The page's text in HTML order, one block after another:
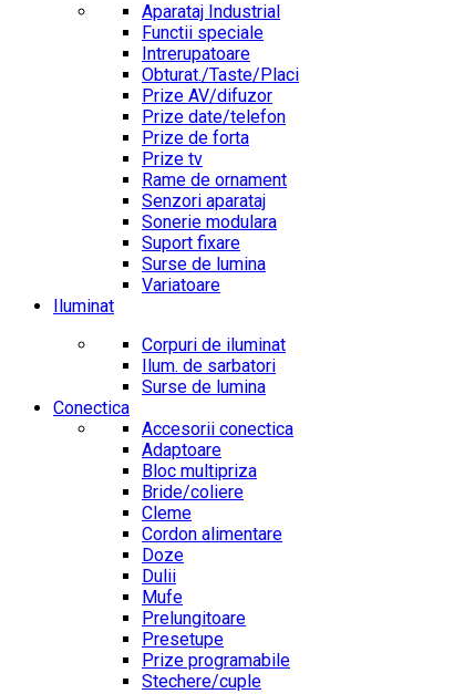
Aparataj Industrial
Functii speciale
Intrerupatoare
Obturat./Taste/Placi
Prize AV/difuzor
Prize date/telefon
Prize de forta
Prize tv
Rame de ornament
Senzori aparataj
Sonerie modulara
Suport fixare
Surse de lumina
Variatoare
Iluminat
Corpuri de iluminat
Ilum. de sarbatori
Surse de lumina
Conectica
Accesorii conectica
Adaptoare
Bloc multipriza
Bride/coliere
Cleme
Cordon alimentare
Doze
Dulii
Mufe
Prelungitoare
Presetupe
Prize programabile
Stechere/cuple